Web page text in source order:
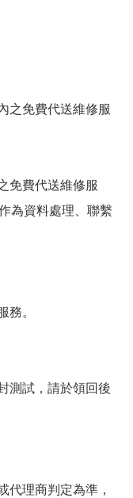
之免費代送維修服
免費代送維修服
為資料處理、聯繫
務。
測試，請於領回後
代理商判定為準，